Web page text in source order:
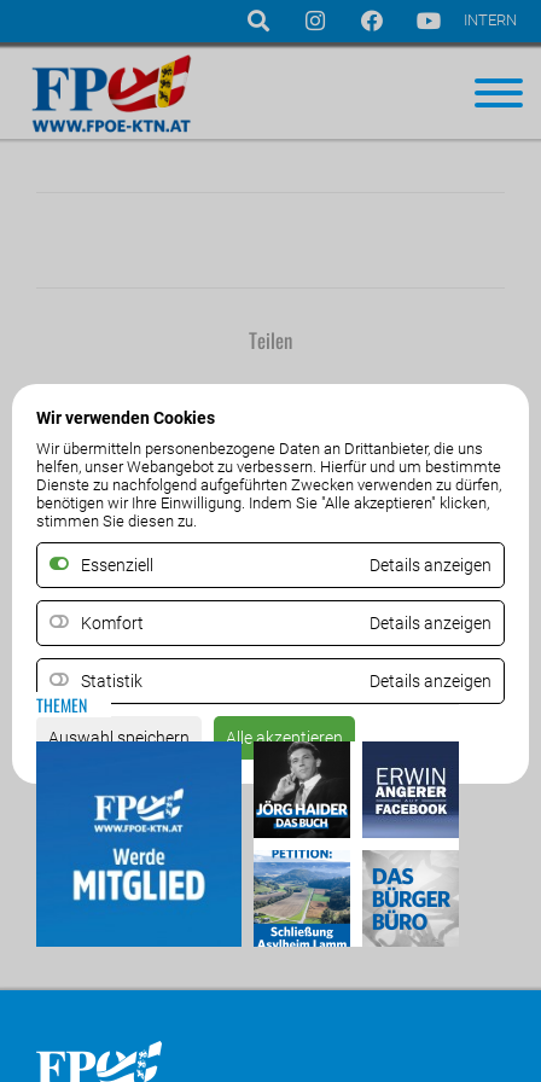
Navigation
Wir verwenden Cookies
Wir übermitteln personenbezogene Daten an Drittanbieter, die uns
helfen, unser Webangebot zu verbessern. Hierfür und um bestimmte
Dienste zu nachfolgend aufgeführten Zwecken verwenden zu dürfen,
benötigen wir Ihre Einwilligung. Indem Sie "Alle akzeptieren" klicken,
stimmen Sie diesen zu.
Essenziell Details anzeigen
Komfort Details anzeigen
Statistik Details anzeigen
Auswahl speichern Alle akzeptieren
INTERN
Teilen
01.Jänner1970von
ZURÜCK
THEMEN